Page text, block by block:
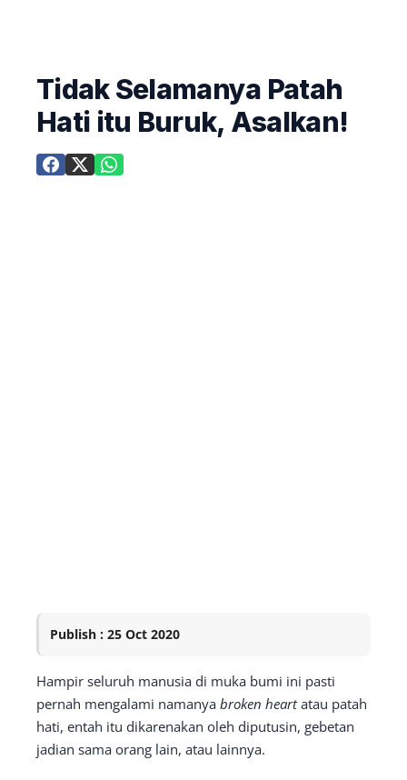
Tidak Selamanya Patah
Hati itu Buruk, Asalkan!
Publish : 25 Oct 2020
Hampir seluruh manusia di muka bumi ini pasti
pernah mengalami namanya broken heartatau patah
hati, entah itu dikarenakan oleh diputusin, gebetan
jadian sama orang lain, atau lainnya.